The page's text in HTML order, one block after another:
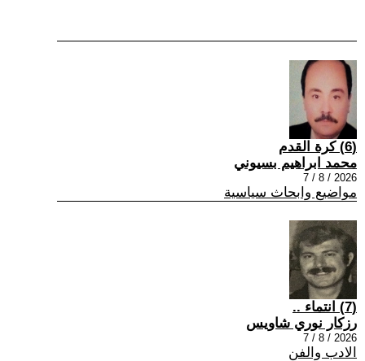
(6) كرة القدم
محمد ابراهيم بسيوني
2026 / 8 / 7
مواضيع وابحاث سياسية
(7) انتماء ..
رزكار نوري شاويس
2026 / 8 / 7
الادب والفن